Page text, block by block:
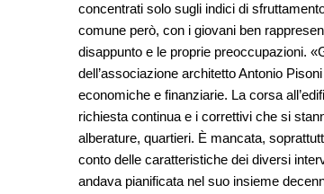
concentrati solo sugli indici di
comune però, con i giovani ben
disappunto e le proprie preoccupazioni.
dell’associazione architetto Antonio
economiche e finanziarie. La corsa
richiesta continua e i correttivi che si
alberature, quartieri. È mancata,
conto delle caratteristiche dei diversi
andava pianificata nel suo insieme